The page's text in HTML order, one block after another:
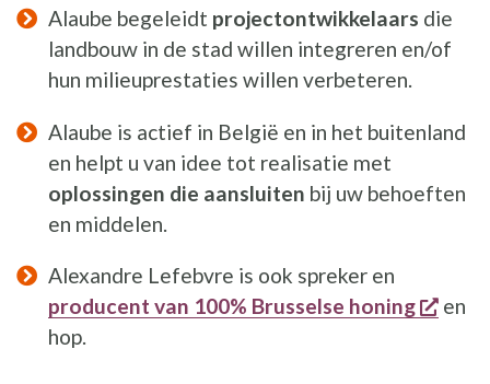
Alaube begeleidt projectontwikkelaars die
landbouw in de stad willen integreren en/of
hun milieuprestaties willen verbeteren.
Alaube is actief in België en in het buitenland
en helpt u van idee tot realisatie met
oplossingen die aansluiten bij uw behoeften
en middelen.
Alexandre Lefebvre is ook spreker en
producent van 100% Brusselse honing
en
hop.